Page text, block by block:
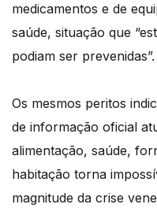
medicamentos e de
saúde, situação que
podiam ser prevenidas”.
Os mesmos peritos
de informação oficial
alimentação, saúde,
habitação torna
magnitude da crise